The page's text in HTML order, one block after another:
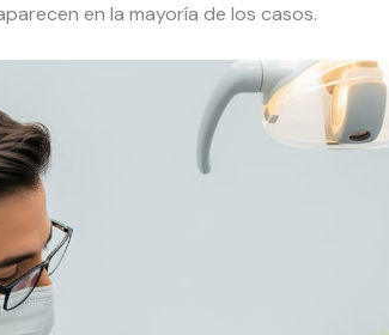
en la mayoría de los casos.